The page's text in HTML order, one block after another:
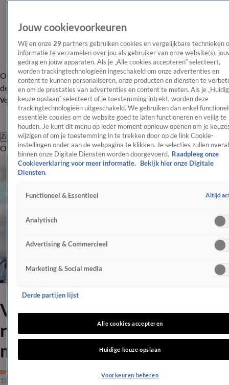
OverzichtAfleveringen Entertainment TV Algemeen
Tip
de redactieNieuwsbrief
Volg Shownieuws
Zoeken
OverzichtEntertainmentSpraakmakendRealityCrimeVideo's
Vriendin Jan Dulles in diepe
rouw: 'Gemis wordt niet
minder'
BN'ERS
19 dec 2025, 12:58
Jouw cookievoorkeuren
Wij en onze 29 partners gebruiken cookies en vergelijkbare technieken
informatie te verzamelen over jou als gebruiker van onze website(s),
gedrag en jouw apparaten. Als je „Alle cookies accepteren” selecteert,
worden trackingtechnologieën ingeschakeld om onze advertenties en
content te kunnen personaliseren, onze producten en diensten te
en om de prestaties van advertenties en content te meten. Als je
keuze opslaan” selecteert of je toestemming intrekt, worden deze
trackingtechnologieën uitgeschakeld. We gebruiken dan enkel
essentiële cookies om de website goed te laten functioneren en veilig te
houden. Je kunt dit menu op ieder moment opnieuw openen om je
wijzigen of om je toestemming in te trekken door op de link Cookie-
instellingen onder aan de webpagina te klikken. Je selecties zullen overal
binnen onze Digitale Diensten worden doorgevoerd. Raadpleeg onze
Cookieverklaring voor meer informatie.
Bekijk hier onze Digitale
Diensten.
Functioneel & Essentieel Altijd
Analytisch
Advertising & Commercieel
Marketing & Social media
Derde partijen lijst
Alle cookies accepteren
Huidige keuze opslaan
Voorkeuren beheren